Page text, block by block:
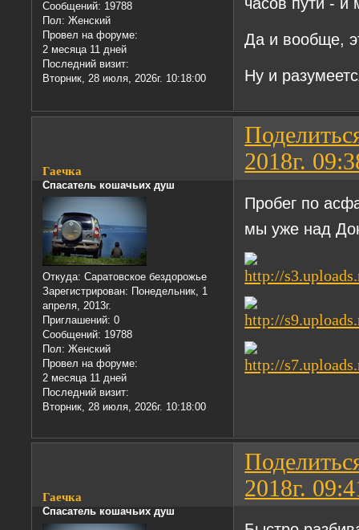
Сообщений: 19788
Пол: Женский
Провел на форуме:
2 месяца 11 дней
Последний визит:
Вторник, 28 июля, 2026г. 10:18:00
Да и вообще,
Ну и
2018г.
Гаечка
Спасатель кошачьих душ
Откуда: Саратовское бездорожье
Зарегистрирован: Понедельник, 1
апреля, 2013г.
Приглашений: 0
Сообщений: 19788
Пол: Женский
Провел на форуме:
2 месяца 11 дней
Последний визит:
Вторник, 28 июля, 2026г. 10:18:00
Пробег по
мы уже над
2018г.
Гаечка
Спасатель кошачьих душ